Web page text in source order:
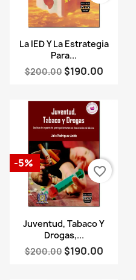
Vista rápida
La IED Y La Estrategia
Para...
$200.00 $190.00
Vista rápida
Juventud, Tabaco Y
Drogas,...
$200.00 $190.00
-5%
favorite_border